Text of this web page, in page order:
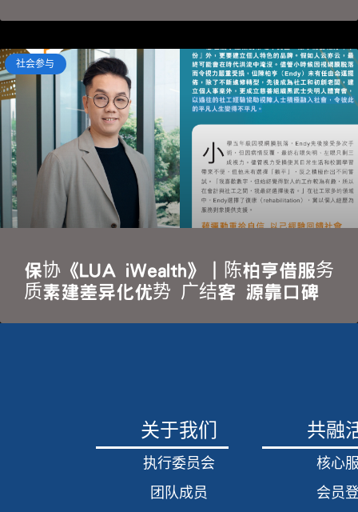
社会参与
保协《LUA iWealth》｜陈柏亨借服务
质素建差异化优势 广结客 源靠口碑
关于我们
执行委员会
团队成员
共融
核心
会员